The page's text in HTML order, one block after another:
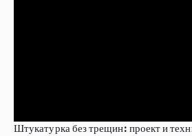
Штукатурка без трещин: проект и